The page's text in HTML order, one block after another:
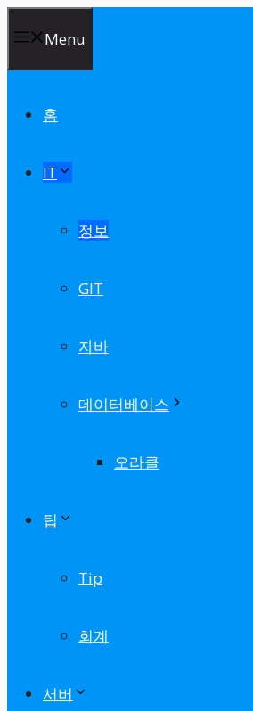
Menu
홈
IT
정보
GIT
자바
데이터베이스
오라클
팁
Tip
회계
서버